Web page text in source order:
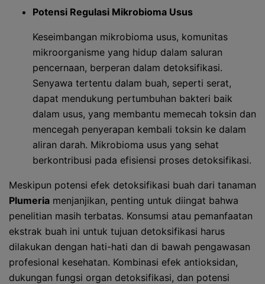
Potensi Regulasi Mikrobioma Usus
Keseimbangan mikrobioma usus, komunitas
mikroorganisme yang hidup dalam saluran
pencernaan, berperan dalam detoksifikasi.
Senyawa tertentu dalam buah, seperti serat,
dapat mendukung pertumbuhan bakteri baik
dalam usus, yang membantu memecah toksin dan
mencegah penyerapan kembali toksin ke dalam
aliran darah. Mikrobioma usus yang sehat
berkontribusi pada efisiensi proses detoksifikasi.
Meskipun potensi efek detoksifikasi buah dari tanaman
Plumeria menjanjikan, penting untuk diingat bahwa
penelitian masih terbatas. Konsumsi atau pemanfaatan
ekstrak buah ini untuk tujuan detoksifikasi harus
dilakukan dengan hati-hati dan di bawah pengawasan
profesional kesehatan. Kombinasi efek antioksidan,
dukungan fungsi organ detoksifikasi, dan potensi